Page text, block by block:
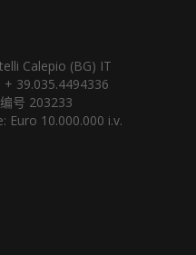
Calepio (BG) IT
39.035.4494336
号 203233
Euro 10.000.000 i.v.